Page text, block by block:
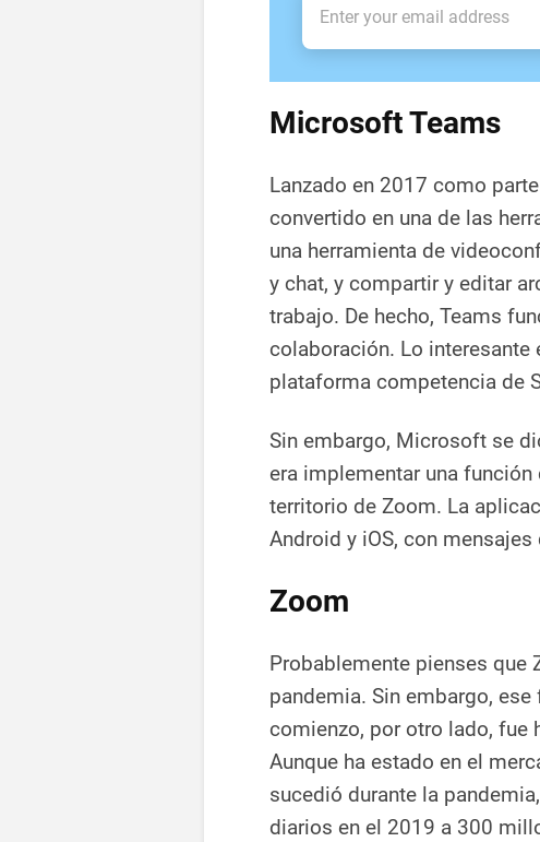
Microsoft Teams
Lanzado en 2017 como
convertido en una de las
una herramienta de
y chat, y compartir y editar
trabajo. De hecho, Teams
colaboración. Lo
plataforma competencia de
Sin embargo, Microsoft se
era implementar una
territorio de Zoom. La
Android y iOS, con
Zoom
Probablemente pienses que
pandemia. Sin embargo,
comienzo, por otro lado, fue
Aunque ha estado en el
sucedió durante la
diarios en el 2019 a 300